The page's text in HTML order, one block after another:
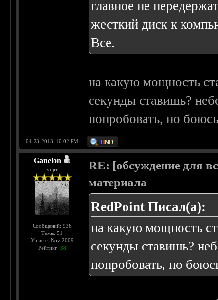
главное не
жесткий диск к
Все.
на какую мощность
секунды ставишь?
попробовать, но
04-23-2013, 10:02 PM
Ganelon
упрт
Сообщений: 936
Темы: 51
У нас с: Nov 2009
Рейтинг: 38
RE: [обсуждение для
материала
RedPoint Писал(а):
на какую мощность
секунды ставишь?
попробовать, но